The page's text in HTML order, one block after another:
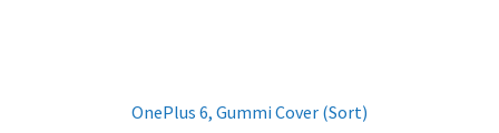
OnePlus 6, Gummi Cover (Sort)